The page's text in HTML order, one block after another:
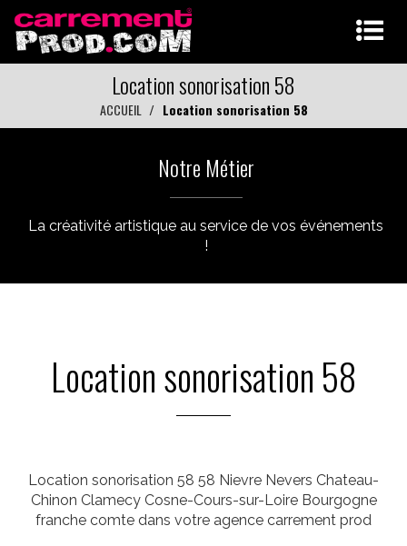
Location sonorisation 58
ACCUEIL Location sonorisation 58
Notre Métier
La créativité artistique au service de vos événements
!
Location sonorisation 58
Location sonorisation 58 58 Nievre Nevers Chateau-
Chinon Clamecy Cosne-Cours-sur-Loire Bourgogne
franche comte dans votre agence carrement prod